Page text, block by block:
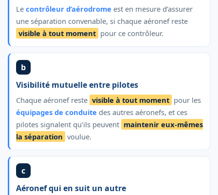
Le contrôleur d’aérodrome est en mesure d’assurer
une séparation convenable, si chaque aéronef reste
visible à tout moment pour ce contrôleur.
b
Visibilité mutuelle entre pilotes
Chaque aéronef reste visible à tout moment pour les
équipages de conduite des autres aéronefs, et ces
pilotes signalent qu’ils peuvent maintenir eux-mêmes
la séparation voulue.
c
Aéronef qui en suit un autre